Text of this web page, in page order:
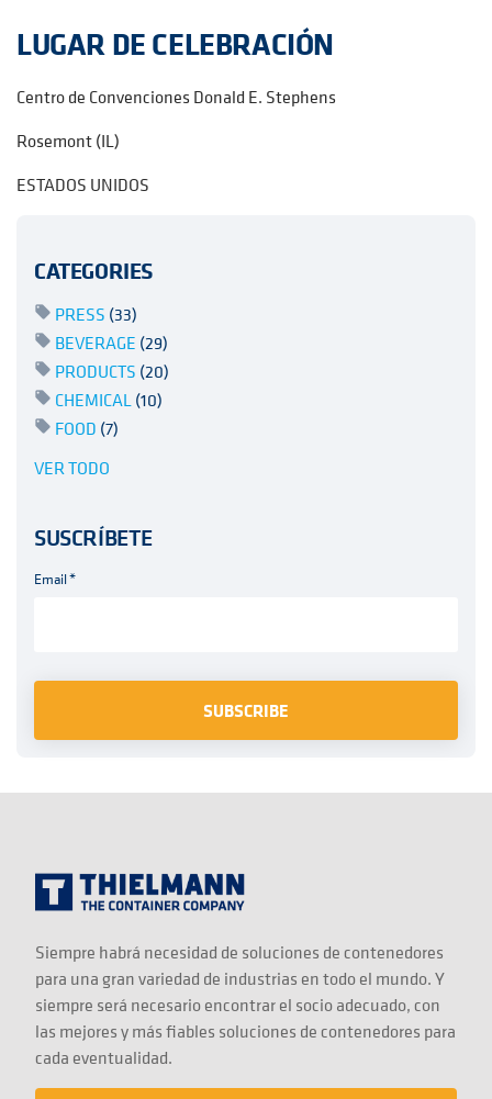
LUGAR DE CELEBRACIÓN
Centro de Convenciones Donald E. Stephens
Rosemont (IL)
ESTADOS UNIDOS
CATEGORIES
PRESS (33)
BEVERAGE (29)
PRODUCTS (20)
CHEMICAL(10)
FOOD (7)
VER TODO
SUSCRÍBETE
Email*
Siempre habrá necesidad de soluciones de contenedores
para una gran variedad de industrias en todo el mundo. Y
siempre será necesario encontrar el socio adecuado, con
las mejores y más fiables soluciones de contenedores para
cada eventualidad.